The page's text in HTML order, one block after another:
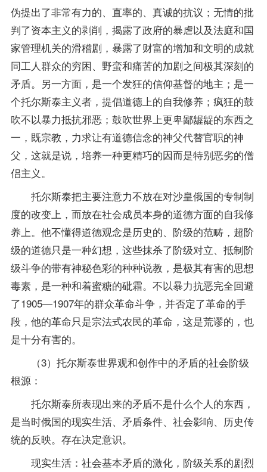
伪提出了非常有力的、直率的、真诚的抗议；无情的批
判了资本主义的剥削，揭露了政府的暴虐以及法庭和国
家管理机关的滑稽剧，暴露了财富的增加和文明的成就
同工人群众的穷困、野蛮和痛苦的加剧之间极其深刻的
矛盾。另一方面，是一个发狂的信仰基督的地主；是一
个托尔斯泰主义者，提倡道德上的自我修养；疯狂的鼓
吹不以暴力抵抗邪恶；鼓吹世界上更卑鄙龌龊的东西之
一，既宗教，力求让有道德信念的神父代替官职的神
父，这就是说，培养一种更精巧的因而是特别恶劣的僧
侣主义。
托尔斯泰把主要注意力不放在对沙皇俄国的专制制
度的改变上，而放在社会成员本身的道德方面的自我修
养上。他不懂得道德观念是历史的、阶级的范畴，超阶
级的道德只是一种幻想，这些抹杀了阶级对立、抵制阶
级斗争的带有神秘色彩的种种说教，是极其有害的思想
毒素，是一种和着蜜糖的砒霜。不以暴力抗恶完全回避
了1905—1907年的群众革命斗争，并否定了革命的手
段，他的革命只是宗法式农民的革命，这是荒谬的，也
是十分有害的。
（3）托尔斯泰世界观和创作中的矛盾的社会阶级
根源：
托尔斯泰所表现出来的矛盾不是什么个人的东西，
是当时俄国的现实生活、矛盾条件、社会影响、历史传
统的反映。存在决定意识。
现实生活：社会基本矛盾的激化，阶级关系的剧烈